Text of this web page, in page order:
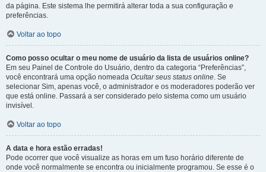
da página. Este sistema lhe permitirá alterar toda a sua configuração e
preferências.
Voltar ao topo
Como posso ocultar o meu nome de usuário da lista de usuários online?
Em seu Painel de Controle do Usuário, dentro da categoria “Preferências”,
você encontrará uma opção nomeada Ocultar seus status online. Se
selecionar Sim, apenas você, o administrador e os moderadores poderão ver
que está online. Passará a ser considerado pelo sistema como um usuário
invisível.
Voltar ao topo
A data e hora estão erradas!
Pode ocorrer que você visualize as horas em um fuso horário diferente de
onde você normalmente se encontra ou inicialmente programou. Se esse é o